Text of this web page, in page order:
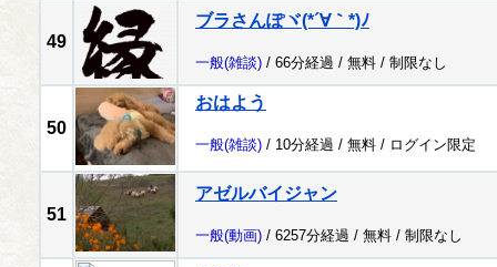
49
ブラさんぽヾ(*´∀｀*)ﾉ
一般(雑談) / 66分経過 / 無料 / 制限なし
50
おはよう
一般(雑談) / 10分経過 / 無料 / ログイン限定
51
アゼルバイジャン
一般(動画) / 6257分経過 / 無料 / 制限なし